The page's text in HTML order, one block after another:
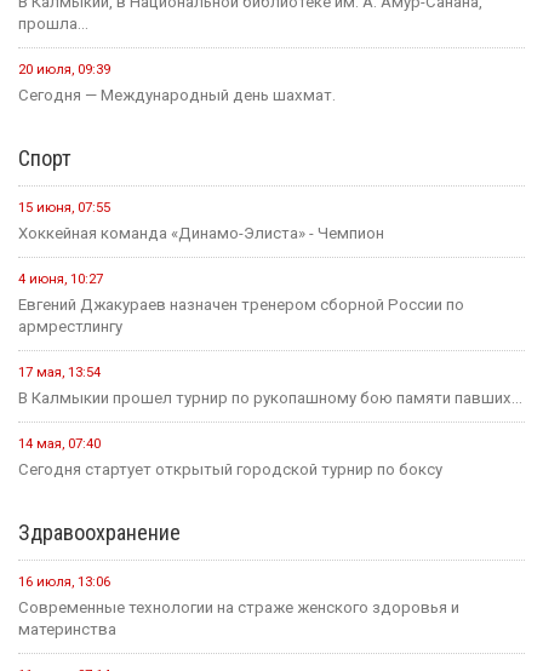
прошла...
20 июля, 09:39
Сегодня — Международный день шахмат.
Спорт
15 июня, 07:55
Хоккейная команда «Динамо-Элиста» - Чемпион
4 июня, 10:27
Евгений Джакураев назначен тренером сборной России по
армрестлингу
17 мая, 13:54
В Калмыкии прошел турнир по рукопашному бою памяти павших...
14 мая, 07:40
Сегодня стартует открытый городской турнир по боксу
Здравоохранение
16 июля, 13:06
Современные технологии на страже женского здоровья и
материнства